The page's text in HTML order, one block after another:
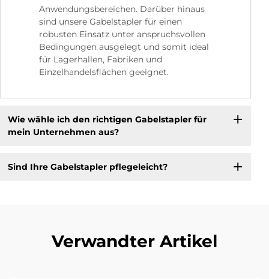
Anwendungsbereichen. Darüber hinaus
sind unsere Gabelstapler für einen
robusten Einsatz unter anspruchsvollen
Bedingungen ausgelegt und somit ideal
für Lagerhallen, Fabriken und
Einzelhandelsflächen geeignet.
Wie wähle ich den richtigen Gabelstapler für
mein Unternehmen aus?
Sind Ihre Gabelstapler pflegeleicht?
Verwandter Artikel